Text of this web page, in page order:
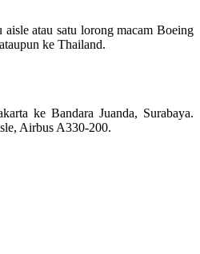
atau satu lorong macam Boeing
ke Thailand.
ke Bandara Juanda, Surabaya.
Airbus A330-200.